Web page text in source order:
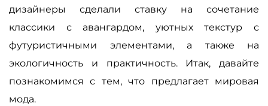
дизайнеры сделали ставку на сочетание
классики с авангардом, уютных текстур с
футуристичными элементами, а также на
экологичность и практичность. Итак, давайте
познакомимся с тем, что предлагает мировая
мода.